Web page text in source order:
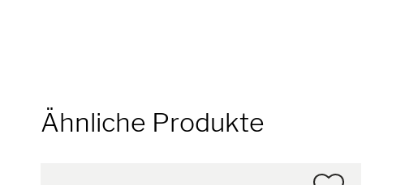
Ähnliche Produkte